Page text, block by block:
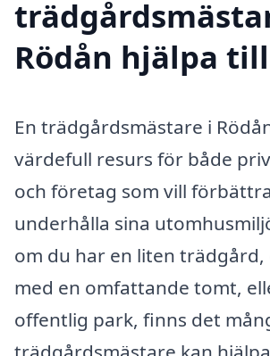
Rödån hjälpa
En trädgårdsmästare i
värdefull resurs för både
och företag som vill
underhålla sina
om du har en liten trädgård,
med en omfattande tomt,
offentlig park, finns det